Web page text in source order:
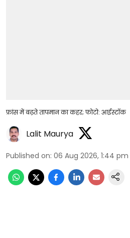
फ्रांस में बढ़ते तापमान का कहर; फोटो: आईस्टॉक
Lalit Maurya
Published on: 06 Aug 2026, 1:44 pm